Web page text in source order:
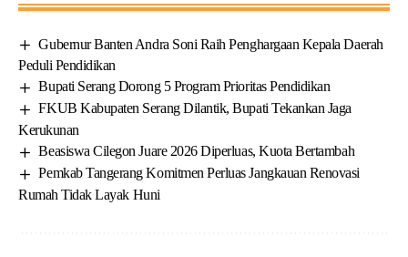
Gubernur Banten Andra Soni Raih Penghargaan Kepala Daerah
Peduli Pendidikan
Bupati Serang Dorong 5 Program Prioritas Pendidikan
FKUB Kabupaten Serang Dilantik, Bupati Tekankan Jaga
Kerukunan
Beasiswa Cilegon Juare 2026 Diperluas, Kuota Bertambah
Pemkab Tangerang Komitmen Perluas Jangkauan Renovasi
Rumah Tidak Layak Huni